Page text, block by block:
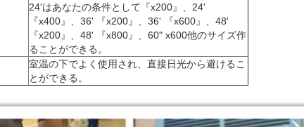
24'はあなたの条件として『x200』、24'
『x400』、36' 『x200』、36' 『x600』、48'
『x200』、48' 『x800』、60" x600他のサイズ作
ることができる。
室温の下でよく使用され、直接日光から避けるこ
とができる。